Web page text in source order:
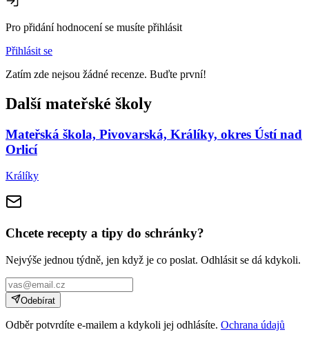
Pro přidání hodnocení se musíte přihlásit
Přihlásit se
Zatím zde nejsou žádné recenze. Buďte první!
Další mateřské školy
Mateřská škola, Pivovarská, Králíky, okres Ústí nad
Orlicí
Králíky
Chcete recepty a tipy do schránky?
Nejvýše jednou týdně, jen když je co poslat. Odhlásit se dá kdykoli.
Odebírat
Odběr potvrdíte e-mailem a kdykoli jej odhlásíte. Ochrana údajů